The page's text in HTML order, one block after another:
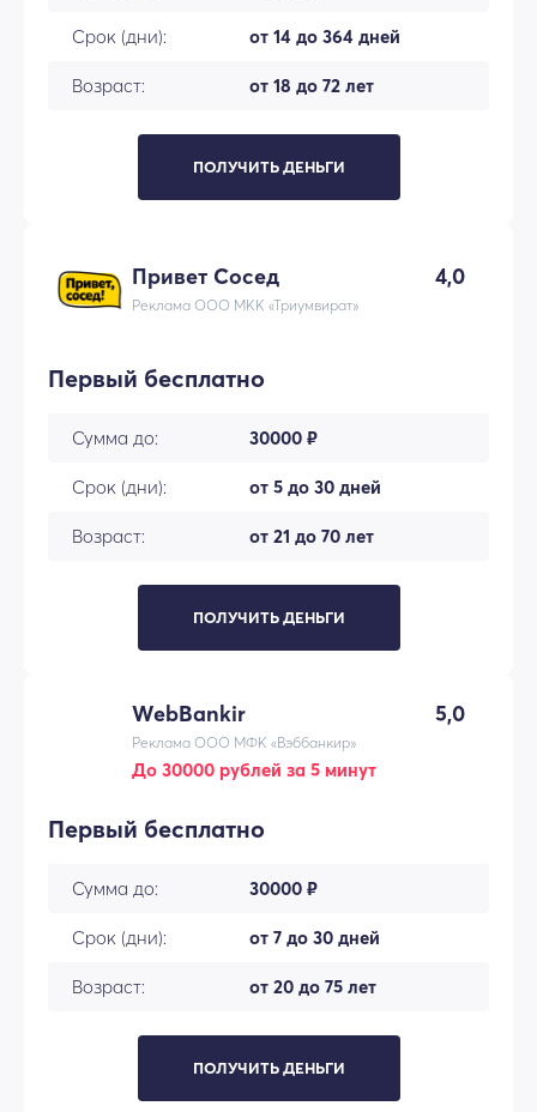
Срок (дни): от 14 до 364 дней
Возраст: от 18 до 72 лет
ПОЛУЧИТЬ ДЕНЬГИ
Привет Сосед 4,0
Реклама ООО МКК «Триумвират»
Первый бесплатно
Сумма до: 30000 ₽
Срок (дни): от 5 до 30 дней
Возраст: от 21 до 70 лет
ПОЛУЧИТЬ ДЕНЬГИ
WebBankir 5,0
Реклама ООО МФК «Вэббанкир»
До 30000 рублей за 5 минут
Первый бесплатно
Сумма до: 30000 ₽
Срок (дни): от 7 до 30 дней
Возраст: от 20 до 75 лет
ПОЛУЧИТЬ ДЕНЬГИ